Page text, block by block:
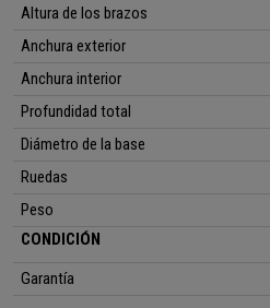
Altura de los brazos
Anchura exterior
Anchura interior
Profundidad total
Diámetro de la base
Ruedas
Peso
CONDICIÓN
Garantía